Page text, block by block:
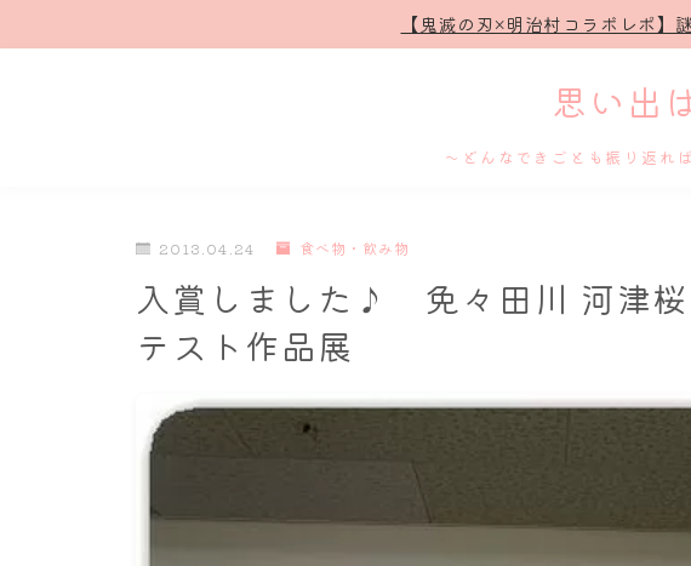
【鬼滅の刃×明治村コラボレポ
思い出
～どんなできごとも振り返
プロフ
舞台・
2013.04.24 食べ物・飲み物
入賞しました♪ 免々田川 河津桜
テスト作品展